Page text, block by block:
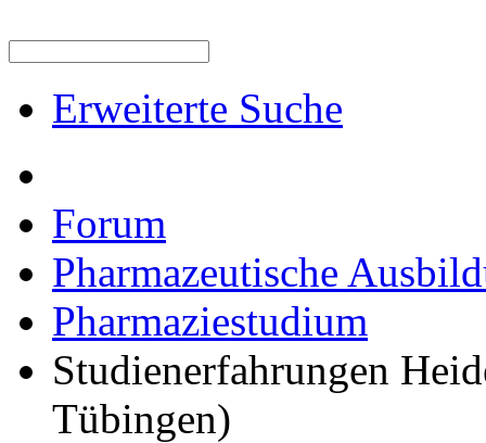
Erweiterte Suche
Forum
Pharmazeutische
Pharmaziestudium
Studienerfahrungen
Tübingen)